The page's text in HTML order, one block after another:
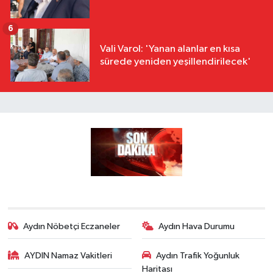
Vali Varol: 'Yanan alanlar en kısa
sürede yeniden yeşillendirilecek'
6
Aydın Nöbetçi Eczaneler Aydın Hava Durumu
AYDIN Namaz Vakitleri
Aydın Trafik Yoğunluk
Haritası